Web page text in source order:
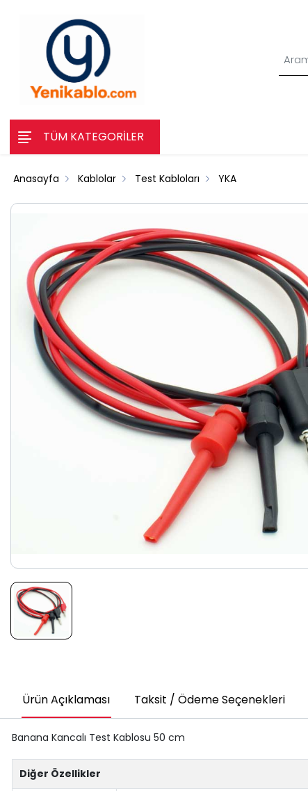
TÜM KATEGORİLER
Anasayfa Kablolar Test Kabloları YKA
Ürün Açıklaması Taksit / Ödeme Seçenekleri
Banana Kancalı Test Kablosu 50 cm
Diğer Özellikler